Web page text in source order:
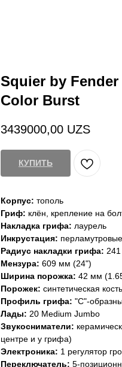
Squier by
Color Burst
3439000,00 UZS
КУПИТЬ
Корпус: тополь
Гриф: клён, крепление на
Накладка грифа: лаурель
Инкрустация:
Радиус накладки грифа:
Мензура: 609 мм (24")
Ширина порожка: 42 мм
Порожек: синтетическая кость
Профиль грифа: "C"-
Лады: 20 Medium Jumbo
Звукосниматели:
центре и у грифа)
Электроника: 1 регулятор
Переключатель: 5-